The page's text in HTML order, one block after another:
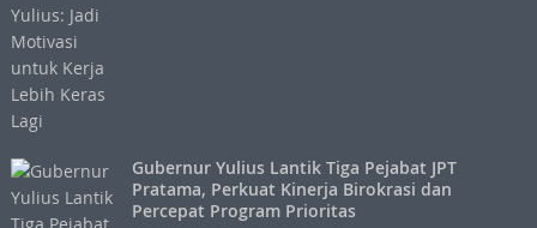
Gubernur Yulius Lantik Tiga Pejabat JPT
Pratama, Perkuat Kinerja Birokrasi dan
Percepat Program Prioritas